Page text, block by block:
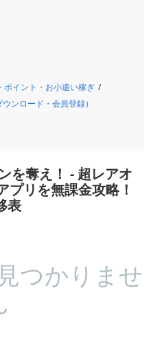
ポイント・お小遣い稼ぎ
ンロード・会員登録）
を奪え！ - 超レアオ
プリを無課金攻略！
表
つかりませ